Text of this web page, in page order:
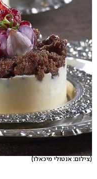
(צילום: אנטולי מיכאלו)